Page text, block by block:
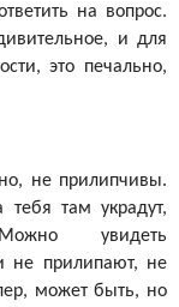
на вопрос.
и для
это печально,
не прилипчивы.
там украдут,
увидеть
не прилипают, не
может быть, но